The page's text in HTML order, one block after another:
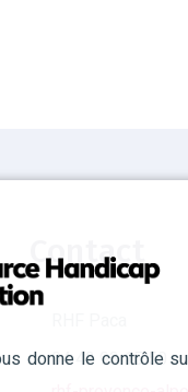
donne le contrôle
Contact
04 42 93 15 50